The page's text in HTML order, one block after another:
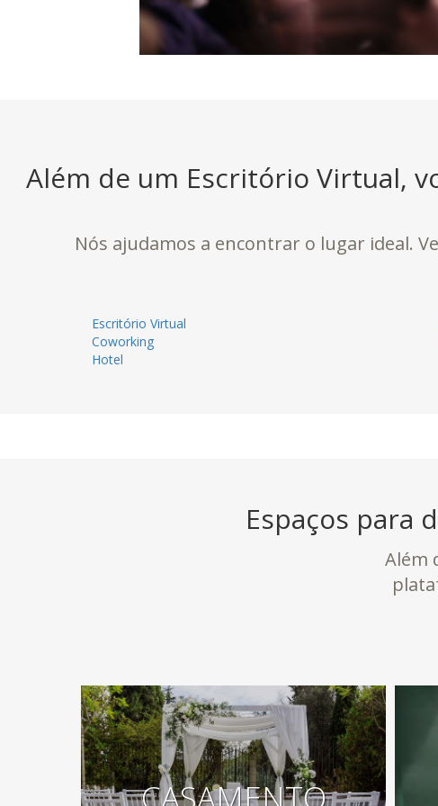
Além de um Escritório Virtual,
Nós ajudamos a encontrar o lugar ideal.
Escritório Virtual
Coworking
Hotel
Espaços para
Além
CASAMENTO